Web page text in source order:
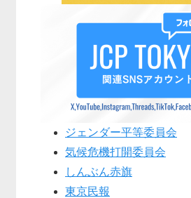
ジェンダー平等委員会
気候危機打開委員会
しんぶん赤旗
東京民報